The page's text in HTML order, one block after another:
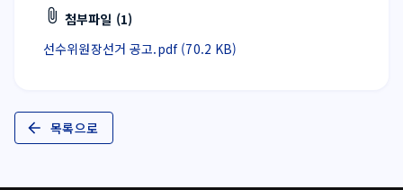
첨부파일 (1)
선수위원장선거 공고.pdf (70.2 KB)
목록으로